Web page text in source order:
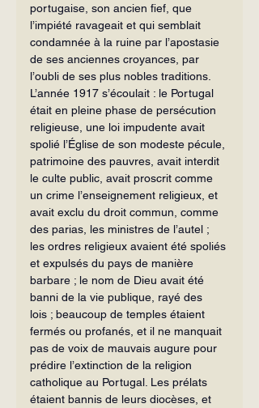
portugaise, son ancien fief, que
l’impiété ravageait et qui semblait
condamnée à la ruine par l’apostasie
de ses anciennes croyances, par
l’oubli de ses plus nobles traditions.
L’année 1917 s’écoulait : le Portugal
était en pleine phase de persécution
religieuse, une loi impudente avait
spolié l’Église de son modeste pécule,
patrimoine des pauvres, avait interdit
le culte public, avait proscrit comme
un crime l’enseignement religieux, et
avait exclu du droit com­mun, comme
des parias, les ministres de l’autel ;
les ordres religieux avaient été spoliés
et expulsés du pays de manière
barbare ; le nom de Dieu avait été
banni de la vie publique, rayé des
lois ; beaucoup de temples étaient
fermés ou profa­nés, et il ne manquait
pas de voix de mauvais augure pour
prédire l’extinction de la religion
catholique au Portugal. Les prélats
étaient bannis de leurs dio­cèses, et